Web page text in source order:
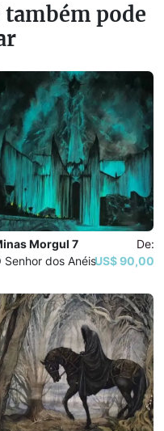
também pode
Morgul 7
Senhor dos Anéis
De:
US$ 90,00